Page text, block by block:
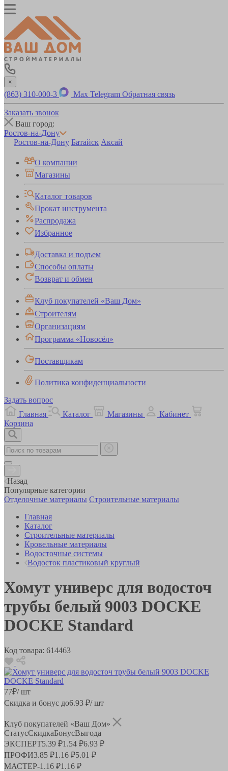
×
(863) 310-000-3 Max Telegram Обратная связь
Заказать звонок
Ваш город:
Ростов-на-Дону
Ростов-на-Дону Батайск Аксай
О компании
Магазины
Каталог товаров
Прокат инструмента
Распродажа
Избранное
Доставка и подъем
Способы оплаты
Возврат и обмен
Клуб покупателей «Ваш Дом»
Строителям
Организациям
Программа «Новосёл»
Поставщикам
Политика конфиденциальности
Задать вопрос
Главная
Каталог Магазины
Кабинет
Корзина
Назад
Популярные категории
Отделочные материалы Строительные материалы
Главная
Каталог
Строительные материалы
Кровельные материалы
Водосточные системы
Водосток пластиковый круглый
Хомут универс для водосточ
трубы белый 9003 DOCKE
DOCKE Standard
Код товара: 614463
77₽/ шт
Скидка и бонус до6.93 ₽/ шт
Клуб покупателей «Ваш Дом»
СтатусСкидкаБонусВыгода
ЭКСПЕРТ5.39 ₽1.54 ₽6.93 ₽
ПРОФИ3.85 ₽1.16 ₽5.01 ₽
МАСТЕР-1.16 ₽1.16 ₽